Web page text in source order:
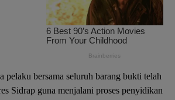
pelaku bersama seluruh barang bukti telah
Sidrap guna menjalani proses penyidikan